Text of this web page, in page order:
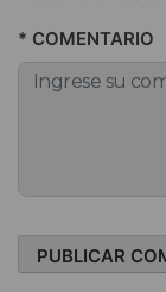
* COMENTARIO